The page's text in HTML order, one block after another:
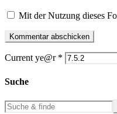
Mit der Nutzung dieses
Current ye@r *
Suche